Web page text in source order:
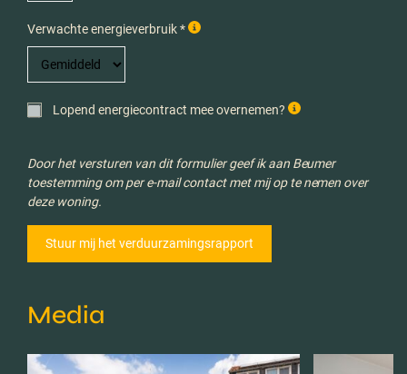
Verwachte energieverbruik *
Lopend energiecontract mee overnemen?
Door het versturen van dit formulier geef ik aan Beumer
toestemming om per e-mail contact met mij op te nemen over
deze woning.
Media